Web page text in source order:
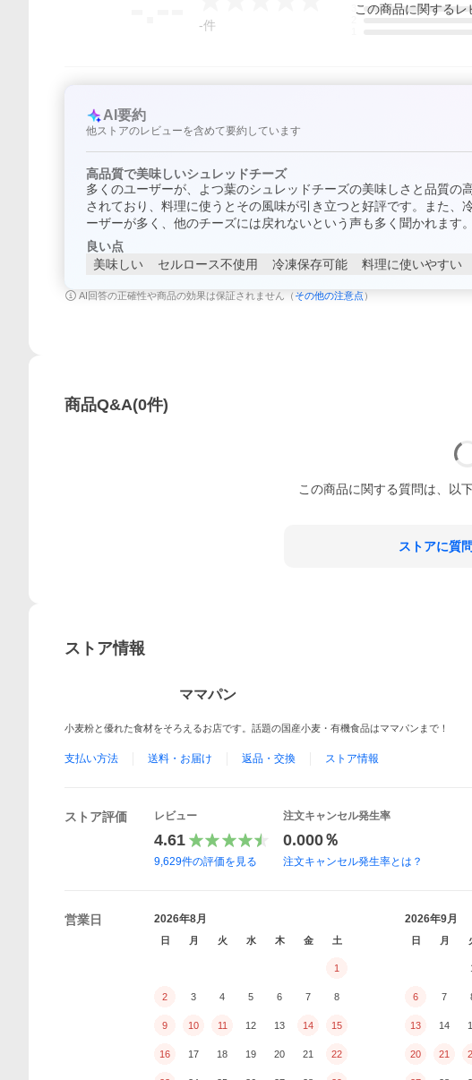
-件
この商品に関するレ
AI要約
他ストアのレビューを含めて要約しています
高品質で美味しいシュレッドチーズ
多くのユーザーが、よつ葉のシュレッドチーズの美味しさと品質
されており、料理に使うとその風味が引き立つと好評です。また
ーザーが多く、他のチーズには戻れないという声も多く聞かれます。
良い点
美味しい
セルロース不使用 冷凍保存可能 料理に使いやすい
AI回答の正確性や商品の効果は保証されません（ その他の注意点 ）
商品Q&A(0件)
この商品に関する質問は、以
ストアに質
ストア情報
ママパン
小麦粉と優れた食材をそろえるお店です。話題の国産小麦・有機食品はママパンまで！
支払い方法 送料・お届け 返品・交換 ストア情報
ストア評価 レビュー
4.61
9,629件の評価を見る
注文キャンセル発生率
0.000％
注文キャンセル発生率とは？
営業日 2026年8月
日 月 火 水 木 金 土
1
2 3 4 5 6 7 8
9 10 11 12 13 14 15
16 17 18 19 20 21 22
2026年9月
日 月
6 7
13 14
20 21